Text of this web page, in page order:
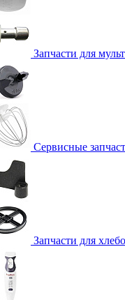
Запчасти для
Сервисные
Запчасти для